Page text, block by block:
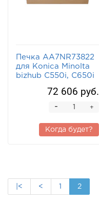
Печка AA7NR73822
для Konica Minolta
bizhub C550i, C650i
72 606 руб.
+
-
Когда будет?
|< < 2